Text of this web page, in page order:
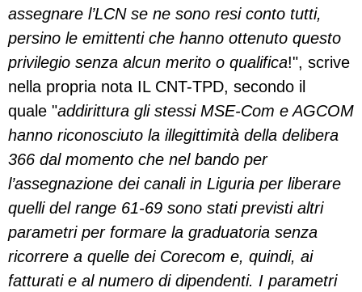
assegnare l’LCN se ne sono resi conto tutti,
persino le emittenti che hanno ottenuto questo
privilegio senza alcun merito o qualifica!", scrive
nella propria nota IL CNT-TPD, secondo il
quale "addirittura gli stessi MSE-Com e AGCOM
hanno riconosciuto la illegittimità della delibera
366 dal momento che nel bando per
l’assegnazione dei canali in Liguria per liberare
quelli del range 61-69 sono stati previsti altri
parametri per formare la graduatoria senza
ricorrere a quelle dei Corecom e, quindi, ai
fatturati e al numero di dipendenti. I parametri